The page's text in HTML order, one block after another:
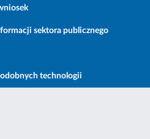
sektora publicznego
technologii